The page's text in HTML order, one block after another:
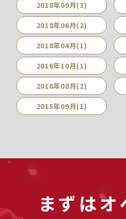
2018年09月(3)
2018年06月(2)
2018年04月(1)
2016年10月(1)
2016年08月(2)
2015年09月(1)
まずはオ